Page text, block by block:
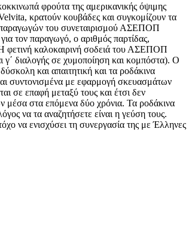
φρούτα της αμερικανικής όψιμης
κρατούν κουβάδες και συγκομίζουν τα
παραγωγών του συνεταιρισμού ΑΣΕΠΟΠ
τον παραγωγό, ο αριθμός παρτίδας,
φετινή καλοκαιρινή σοδειά του ΑΣΕΠΟΠ
γ΄ διαλογής σε χυμοποίηση και κομπόστα). Ο
και απαιτητική και τα ροδάκινα
συντονισμένα με εφαρμογή σκευασμάτων
σε επαφή μεταξύ τους και έτσι δεν
μέσα στα επόμενα δύο χρόνια. Τα ροδάκινα
να τα αναζητήσετε είναι η γεύση τους.
να ενισχύσει τη συνεργασία της με Έλληνες